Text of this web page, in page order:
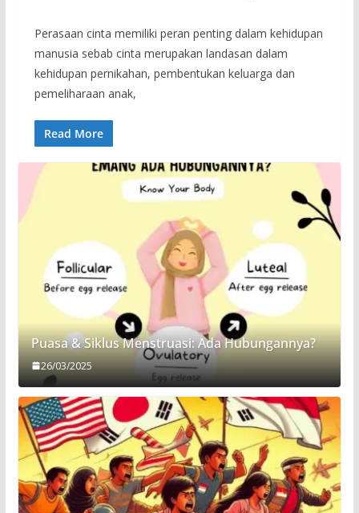
Perasaan cinta memiliki peran penting dalam kehidupan
manusia sebab cinta merupakan landasan dalam
kehidupan pernikahan, pembentukan keluarga dan
pemeliharaan anak,
Read More
Puasa & Siklus Menstruasi: Ada Hubungannya?
26/03/2025